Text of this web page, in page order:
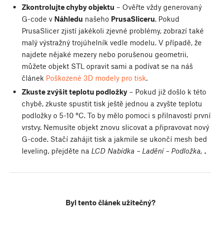
Zkontrolujte chyby objektu – Ověřte vždy generovaný
G-code v Náhledu našeho PrusaSliceru. Pokud
PrusaSlicer zjistí jakékoli zjevné problémy, zobrazí také
malý výstražný trojúhelník vedle modelu. V případě, že
najdete nějaké mezery nebo porušenou geometrii,
můžete objekt STL opravit sami a podívat se na náš
článek Poškozené 3D modely pro tisk.
Zkuste zvýšit teplotu podložky– Pokud již došlo k této
chybě, zkuste spustit tisk ještě jednou a zvyšte teplotu
podložky o 5-10 °C. To by mělo pomoci s přilnavostí první
vrstvy. Nemusíte objekt znovu slicovat a připravovat nový
G-code. Stačí zahájit tisk a jakmile se ukončí mesh bed
leveling, přejděte na LCD Nabídka – Ladění – Podložka, .
Byl tento článek užitečný?